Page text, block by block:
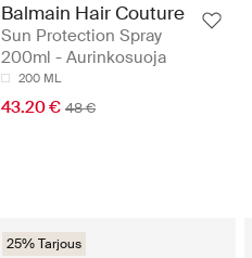
Balmain Hair Couture
Sun Protection Spray
200ml - Aurinkosuoja
200 ML
43.20 € 48 €
25% Tarjous